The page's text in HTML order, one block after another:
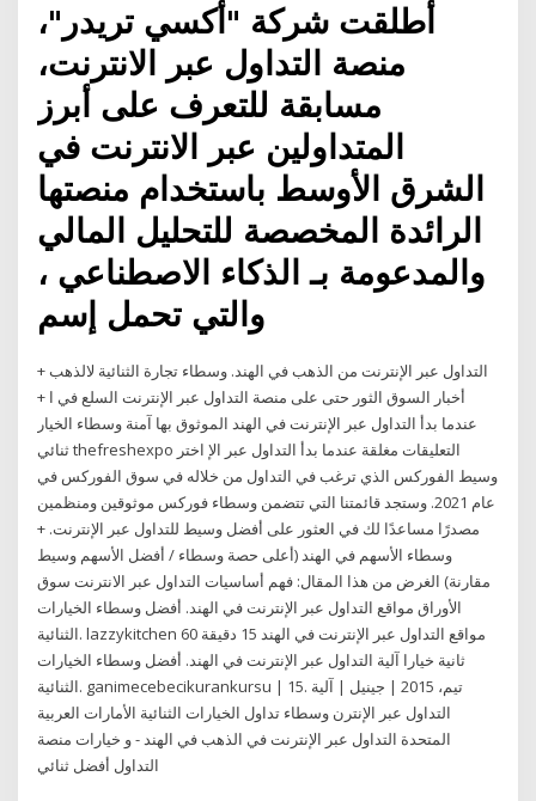
أطلقت شركة "أكسي تريدر"،
منصة التداول عبر الانترنت،
مسابقة للتعرف على أبرز
المتداولين عبر الانترنت في
الشرق الأوسط باستخدام منصتها
الرائدة المخصصة للتحليل المالي
والمدعومة بـ الذكاء الاصطناعي ،
والتي تحمل إسم
+ التداول عبر الإنترنت من الذهب في الهند. وسطاء تجارة الثنائية لالذهب
أخبار السوق الثور حتى على منصة التداول عبر الإنترنت السلع في ا +
عندما بدأ التداول عبر الإنترنت في الهند الموثوق بها آمنة وسطاء الخيار
ثنائي thefreshexpo التعليقات مغلقة عندما بدأ التداول عبر الإ اختر
وسيط الفوركس الذي ترغب في التداول من خلاله في سوق الفوركس في
عام 2021. وستجد قائمتنا التي تتضمن وسطاء فوركس موثوقين ومنظمين
مصدرًا مساعدًا لك في العثور على أفضل وسيط للتداول عبر الإنترنت. +
وسطاء الأسهم في الهند (أعلى حصة وسطاء / أفضل الأسهم وسيط
مقارنة) الغرض من هذا المقال: فهم أساسيات التداول عبر الانترنت سوق
الأوراق مواقع التداول عبر الإنترنت في الهند. أفضل وسطاء الخيارات
الثنائية. lazzykitchen مواقع التداول عبر الإنترنت في الهند 15 دقيقة 60
ثانية خيارا آلية التداول عبر الإنترنت في الهند. أفضل وسطاء الخيارات
الثنائية. ganimecebecikurankursu | 15. تيم، 2015 | جينيل | آلية
التداول عبر الإنترن وسطاء تداول الخيارات الثنائية الأمارات العربية
المتحدة التداول عبر الإنترنت في الذهب في الهند - و خيارات منصة
التداول أفضل ثنائي